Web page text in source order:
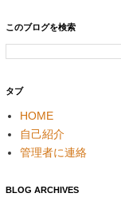
このブログを検索
タブ
HOME
自己紹介
管理者に連絡
BLOG ARCHIVES